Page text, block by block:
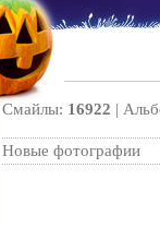
Смайлы: 16922 |
Новые фотографии